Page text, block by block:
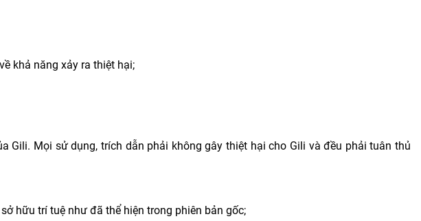
khả năng xảy ra thiệt hại;
Gili. Mọi sử dụng, trích dẫn phải không gây thiệt hại cho Gili và đều phải tuân thủ
hữu trí tuệ như đã thể hiện trong phiên bản gốc;